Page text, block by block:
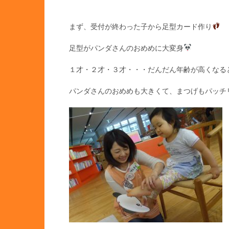
まず、受付が終わった子から足型カード作り
足型がパンダさんのおめめに大変身
１才・２才・３才・・・だんだん年齢が高くなる
パンダさんのおめめも大きくて、まつげもパッチ